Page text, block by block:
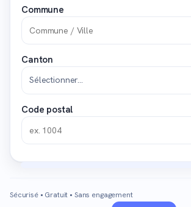
Commune
Canton
Code postal
Sécurisé • Gratuit • Sans engagement